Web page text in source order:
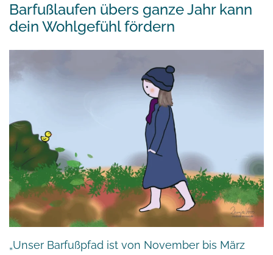
Barfußlaufen übers ganze Jahr kann
dein Wohlgefühl fördern
„Unser Barfußpfad ist von November bis März